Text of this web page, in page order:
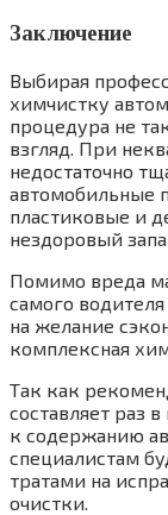
Заключение
Выбирая
химчистку
процедура не
взгляд. При
недостаточно
автомобильные
пластиковые и
нездоровый
Помимо вреда
самого
на желание
комплексная
Так как
составляет раз
к содержанию
специалистам
тратами на
очистки.